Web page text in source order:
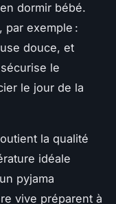
dormir bébé.
par exemple :
douce, et
le
le jour de la
la qualité
idéale
pyjama
vive préparent à